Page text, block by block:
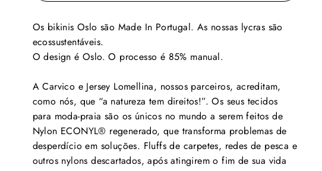
Os bikinis Oslo são Made In Portugal. As nossas lycras são
ecossustentáveis.
O design é Oslo. O processo é 85% manual.
A Carvico e Jersey Lomellina, nossos parceiros, acreditam,
como nós, que “a natureza tem direitos!”. Os seus tecidos
para moda-praia são os únicos no mundo a serem feitos de
Nylon ECONYL®️ regenerado, que transforma problemas de
desperdício em soluções. Fluffs de carpetes, redes de pesca e
outros nylons descartados, após atingirem o fim de sua vida